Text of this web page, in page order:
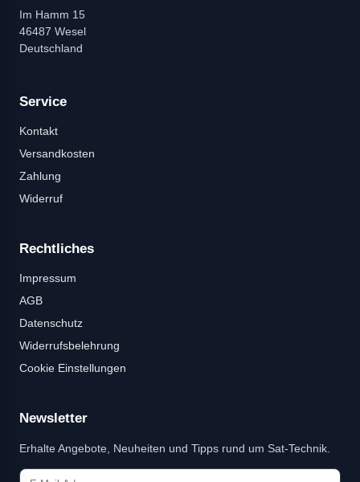
Im Hamm 15
46487 Wesel
Deutschland
Service
Kontakt
Versandkosten
Zahlung
Widerruf
Rechtliches
Impressum
AGB
Datenschutz
Widerrufsbelehrung
Cookie Einstellungen
Newsletter
Erhalte Angebote, Neuheiten und Tipps rund um Sat-Technik.